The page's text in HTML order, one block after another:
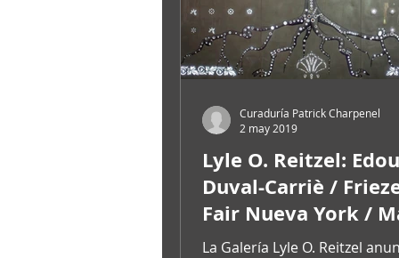
Lyle O. Reitzel:
Duval-Carriè /
Fair Nueva York /
2019 / Sección:
La Galería Lyle O. Reitzel
Curaduría Patrick Charpenel
2 may 2019